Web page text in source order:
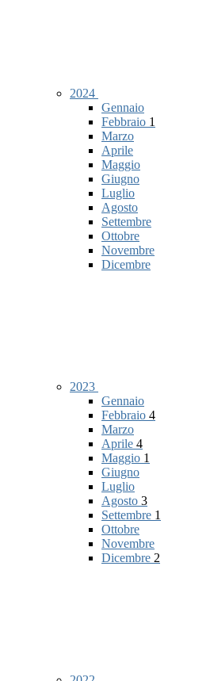
2024
Gennaio
Febbraio 1
Marzo
Aprile
Maggio
Giugno
Luglio
Agosto
Settembre
Ottobre
Novembre
Dicembre
2023
Gennaio
Febbraio 4
Marzo
Aprile 4
Maggio 1
Giugno
Luglio
Agosto 3
Settembre 1
Ottobre
Novembre
Dicembre 2